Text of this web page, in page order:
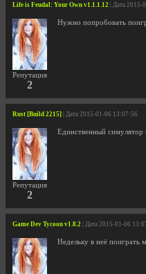
Life is Feudal: Your Own v1.1.1.12 | Дата 2015-
Репутация
2
Нужно попробовать
Rust [Build 2215] | Дата 2015-01-06 13:07:56
Репутация
2
Единственный
Game Dev Tycoon v1.8.2 | Дата 2015-01-06
Недельку в неё поиграть